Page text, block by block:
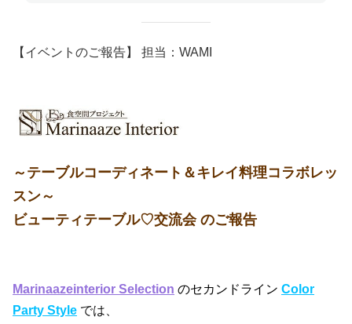
【イベントのご報告】 担当：WAMI
～テーブルコーディネート＆キレイ料理コラボレッ
スン～
ビューティテーブル♡交流会 のご報告
Marinaazeinterior Selection のセカンドライン Color
Party Style では、